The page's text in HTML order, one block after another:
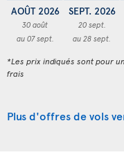
AOÛT 2026
30 août
au 07 sept.
SEPT. 2026
20 sept.
au 28 sept.
*Les prix indiqués sont pour
frais
Plus d'offres de vols